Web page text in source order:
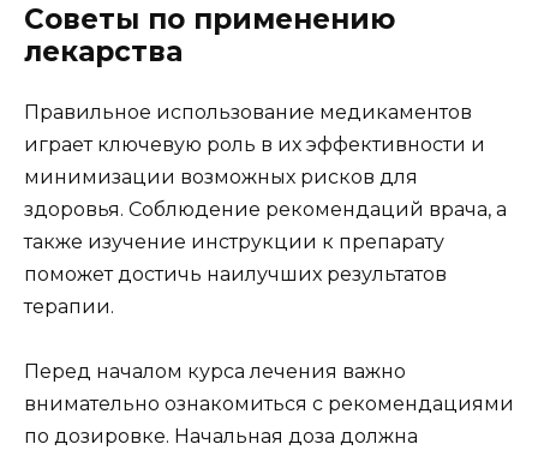
Советы по применению
лекарства
Правильное использование медикаментов
играет ключевую роль в их эффективности и
минимизации возможных рисков для
здоровья. Соблюдение рекомендаций врача, а
также изучение инструкции к препарату
поможет достичь наилучших результатов
терапии.
Перед началом курса лечения важно
внимательно ознакомиться с рекомендациями
по дозировке. Начальная доза должна